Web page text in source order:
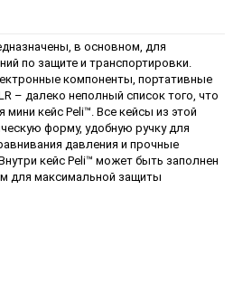
в основном, для
по защите и транспортировки.
компоненты, портативные
– далеко неполный список того, что
кейс Peli™. Все кейсы из этой
форму, удобную ручку для
давления и прочные
кейс Peli™ может быть заполнен
для максимальной защиты